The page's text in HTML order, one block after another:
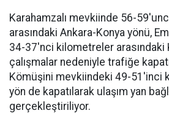
Karahamzalı mevkiinde 56-
arasındaki Ankara-Konya yönü,
34-37'nci kilometreler arasındaki
çalışmalar nedeniyle trafiğe
Kömüşini mevkiindeki 49-51'inci
yön de kapatılarak ulaşım yan
gerçekleştiriliyor.